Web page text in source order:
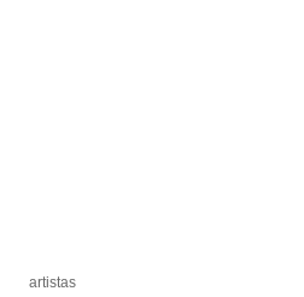
artistas
artistas